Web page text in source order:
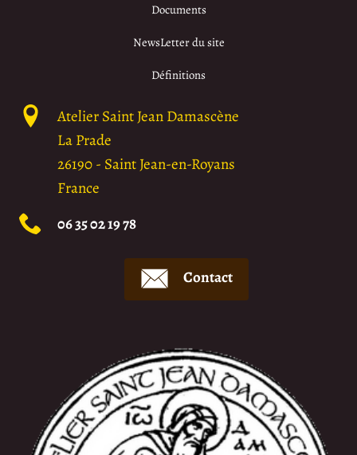
Documents
NewsLetter du site
Définitions
Atelier Saint Jean Damascène
La Prade
26190- Saint Jean-en-Royans
France
06 35 02 19 78
Contact